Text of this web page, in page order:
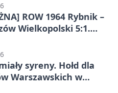
ROW 1964 Rybnik –
Wielkopolski 5:1.
3 (Grupa III)
syreny. Hołd dla
Warszawskich w